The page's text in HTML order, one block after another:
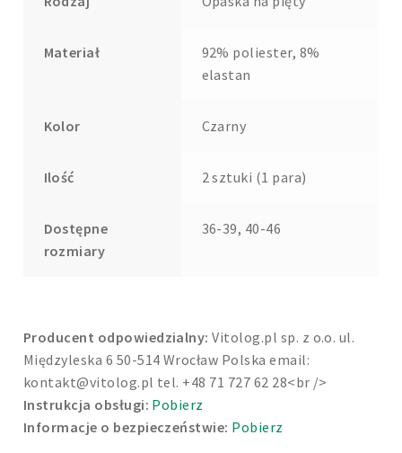
Materiał
92% poliester, 8%
elastan
Kolor Czarny
Ilość 2 sztuki (1 para)
Dostępne
rozmiary
36-39, 40-46
Producent odpowiedzialny: Vitolog.pl sp. z o.o. ul.
Międzyleska 6 50-514 Wrocław Polska email:
kontakt@vitolog.pl tel. +48 71 727 62 28<br />
Instrukcja obsługi: Pobierz
Informacje o bezpieczeństwie: Pobierz